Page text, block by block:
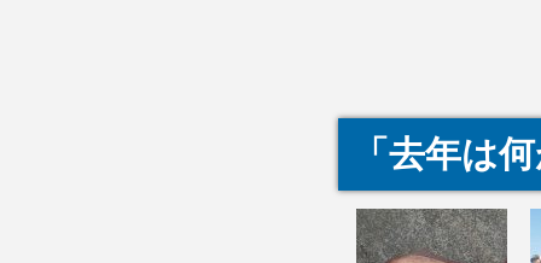
「去年は